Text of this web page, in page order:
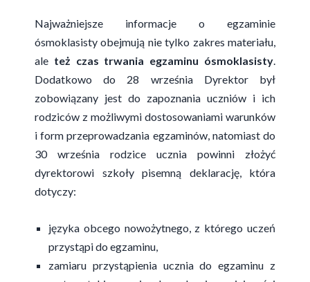
Najważniejsze informacje o egzaminie
ósmoklasisty obejmują nie tylko zakres materiału,
ale też czas trwania egzaminu ósmoklasisty.
Dodatkowo do 28 września Dyrektor był
zobowiązany jest do zapoznania uczniów i ich
rodziców z możliwymi dostosowaniami warunków
i form przeprowadzania egzaminów, natomiast do
30 września rodzice ucznia powinni złożyć
dyrektorowi szkoły pisemną deklarację, która
dotyczy:
języka obcego nowożytnego, z którego uczeń
przystąpi do egzaminu,
zamiaru przystąpienia ucznia do egzaminu z